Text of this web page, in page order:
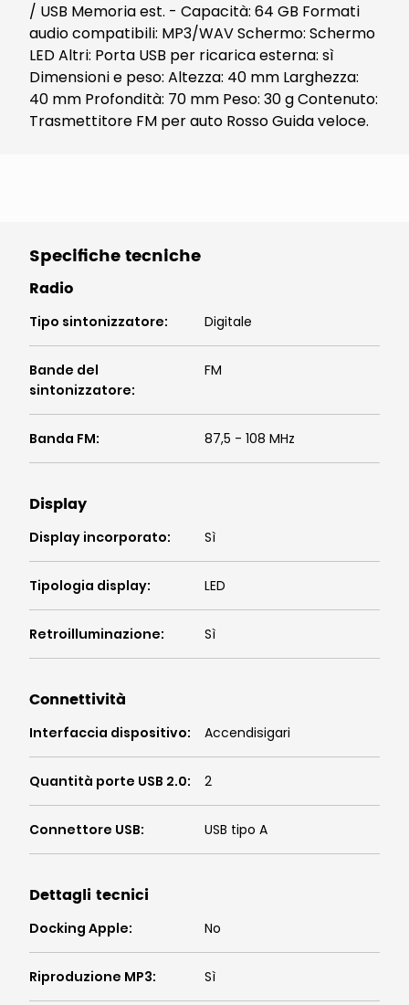
/ USB Memoria est. - Capacità: 64 GB Formati
audio compatibili: MP3/WAV Schermo: Schermo
LED Altri: Porta USB per ricarica esterna: sì
Dimensioni e peso: Altezza: 40 mm Larghezza:
40 mm Profondità: 70 mm Peso: 30 g Contenuto:
Trasmettitore FM per auto Rosso Guida veloce.
Specifiche tecniche
Radio
Tipo sintonizzatore: Digitale
Bande del
sintonizzatore:
FM
Banda FM: 87,5 - 108 MHz
Display
Display incorporato: Sì
Tipologia display: LED
Retroilluminazione: Sì
Connettività
Interfaccia dispositivo: Accendisigari
Quantità porte USB 2.0: 2
Connettore USB: USB tipo A
Dettagli tecnici
Docking Apple: No
Riproduzione MP3: Sì